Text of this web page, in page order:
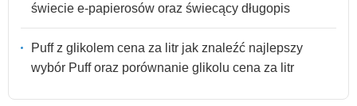
świecie e-papierosów oraz świecący długopis
Puff z glikolem cena za litr jak znaleźć najlepszy
wybór Puff oraz porównanie glikolu cena za litr